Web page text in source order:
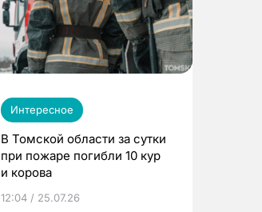
Интересное
В Томской области за сутки
при пожаре погибли 10 кур
и корова
12:04 / 25.07.26